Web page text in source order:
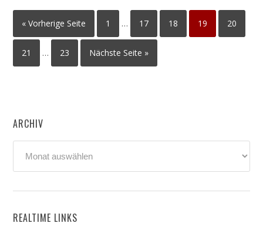
« Vorherige Seite 1 … 17 18 19 20
21 … 23 Nächste Seite »
ARCHIV
REALTIME LINKS